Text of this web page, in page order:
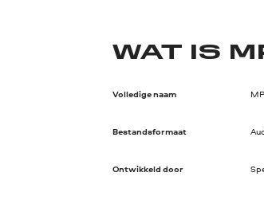
WAT IS
Volledige naam
Bestandsformaat
Ontwikkeld door